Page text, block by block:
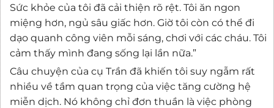
Sức khỏe của tôi đã cải thiện rõ rệt. Tôi ăn ngon
miệng hơn, ngủ sâu giấc hơn. Giờ tôi còn có thể đi
dạo quanh công viên mỗi sáng, chơi với các cháu. Tôi
cảm thấy mình đang sống lại lần nữa.”
Câu chuyện của cụ Trần đã khiến tôi suy ngẫm rất
nhiều về tầm quan trọng của việc tăng cường hệ
miễn dịch. Nó không chỉ đơn thuần là việc phòng